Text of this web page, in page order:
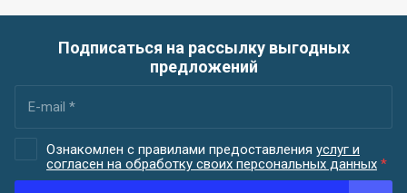
Подписаться на рассылку выгодных
предложений
Ознакомлен с правилами предоставления услуг и
согласен на обработку своих персональных данных *